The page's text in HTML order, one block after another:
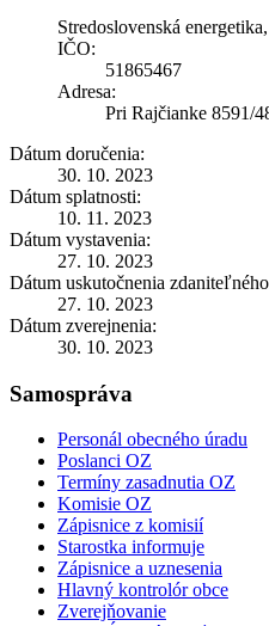
Stredoslovenská
IČO:
51865467
Adresa:
Pri Rajčianke 8591/
Dátum doručenia:
30. 10. 2023
Dátum splatnosti:
10. 11. 2023
Dátum vystavenia:
27. 10. 2023
Dátum uskutočnenia
27. 10. 2023
Dátum zverejnenia:
30. 10. 2023
Samospráva
Personál obecného úradu
Poslanci OZ
Termíny zasadnutia OZ
Komisie OZ
Zápisnice z komisií
Starostka informuje
Zápisnice a uznesenia
Hlavný kontrolór obce
Zverejňovanie